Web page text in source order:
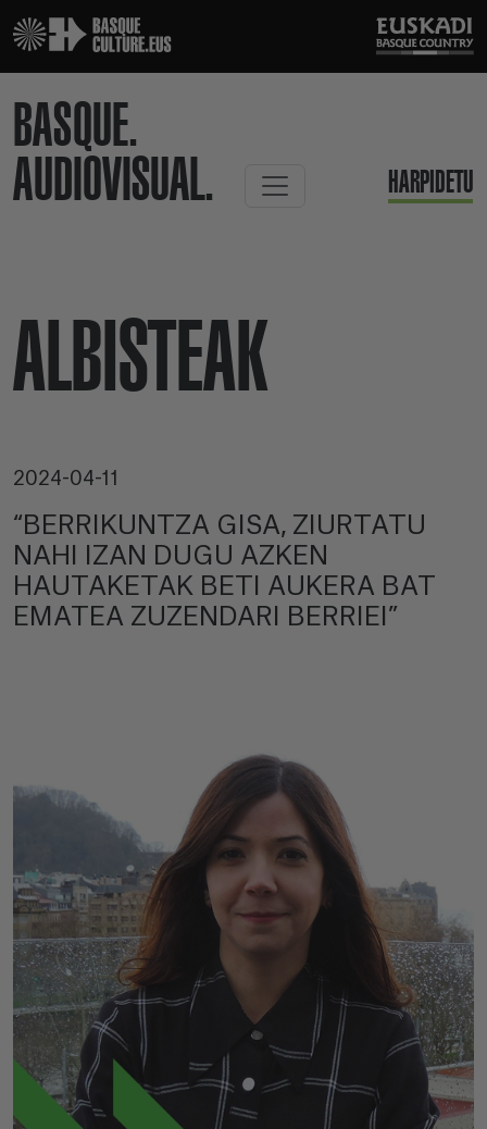
BASQUE.
AUDIOVISUAL.
HARPIDETU
ALBISTEAK
2024-04-11
“BERRIKUNTZA GISA, ZIURTATU
NAHI IZAN DUGU AZKEN
HAUTAKETAK BETI AUKERA BAT
EMATEA ZUZENDARI BERRIEI”